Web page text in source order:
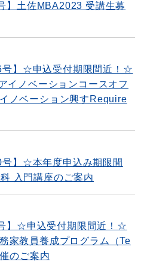
】土佐MBA2023 受講生募
号】☆申込受付期限間近！☆
イノベーションコースオフ
ノベーション興すRequire
号】☆本年度申込み期限間
入門講座のご案内
】☆申込受付期限間近！☆
家教員養成プログラム（Te
のご案内